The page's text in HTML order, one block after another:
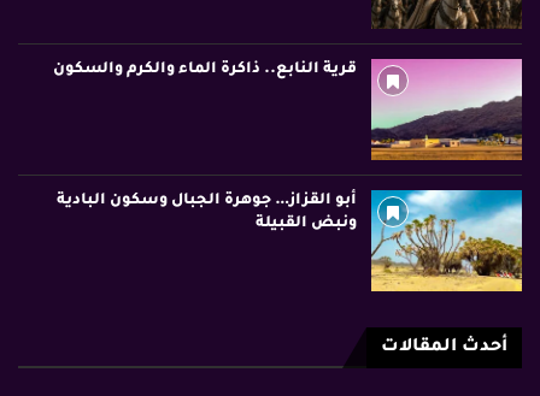
قرية النابع.. ذاكرة الماء والكرم والسكون
أبو القزاز… جوهرة الجبال وسكون البادية
ونبض القبيلة
أحدث المقالات